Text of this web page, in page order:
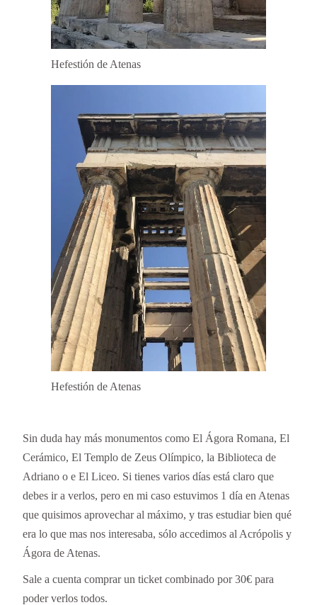
Hefestión de Atenas
Hefestión de Atenas
Sin duda hay más monumentos como El Ágora Romana, El
Cerámico, El Templo de Zeus Olímpico, la Biblioteca de
Adriano o e El Liceo. Si tienes varios días está claro que
debes ir a verlos, pero en mi caso estuvimos 1 día en Atenas
que quisimos aprovechar al máximo, y tras estudiar bien qué
era lo que mas nos interesaba, sólo accedimos al Acrópolis y
Ágora de Atenas.
Sale a cuenta comprar un ticket combinado por 30€ para
poder verlos todos.